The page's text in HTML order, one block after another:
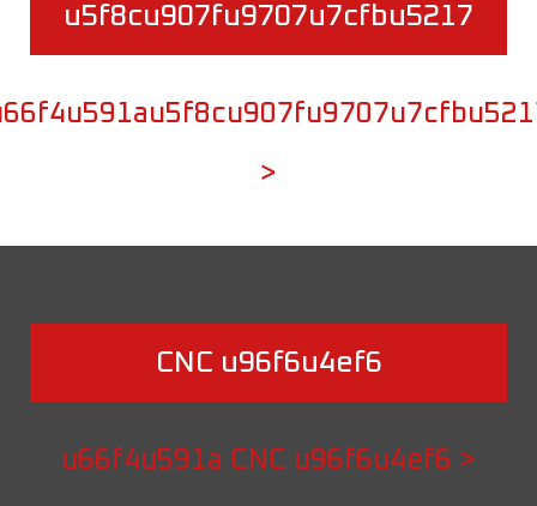
u5f8cu907fu9707u7cfbu5217
>
CNC u96f6u4ef6
u66f4u591a CNC u96f6u4ef6 >